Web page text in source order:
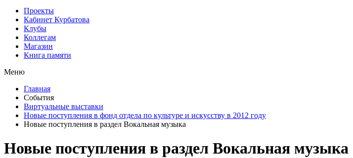
Проекты
Кабинет Курбатова
Клубы
Коллегам
Магазин
Книга памяти
Меню
Главная
События
Виртуальные выставки
Новые поступления в фонд отдела по культуре и искусству в 2012 году
Новые поступления в раздел Вокальная музыка
Новые поступления в раздел Вокальная музыка